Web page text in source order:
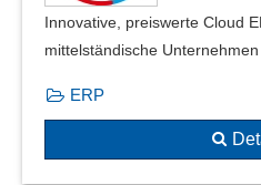
Innovative, preiswerte Cloud
mittelständische
ERP